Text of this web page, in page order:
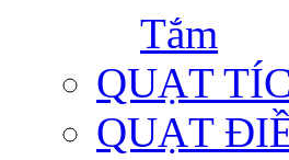
Tắm
QUẠT
QUẠT